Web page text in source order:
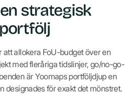
strategisk
allokera FoU-budget över en
med fleråriga tidslinjer, go/no-go-
är Yoomaps portföljdjup en
designades för exakt det mönstret.